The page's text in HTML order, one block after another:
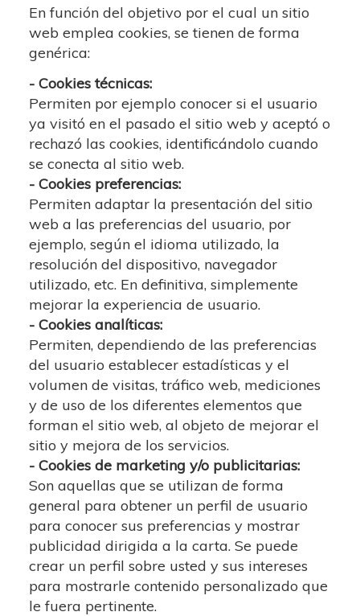
En función del objetivo por el cual un sitio
web emplea cookies, se tienen de forma
genérica:
- Cookies técnicas:
Permiten por ejemplo conocer si el usuario
ya visitó en el pasado el sitio web y aceptó o
rechazó las cookies, identificándolo cuando
se conecta al sitio web.
- Cookies preferencias:
Permiten adaptar la presentación del sitio
web a las preferencias del usuario, por
ejemplo, según el idioma utilizado, la
resolución del dispositivo, navegador
utilizado, etc. En definitiva, simplemente
mejorar la experiencia de usuario.
- Cookies analíticas:
Permiten, dependiendo de las preferencias
del usuario establecer estadísticas y el
volumen de visitas, tráfico web, mediciones
y de uso de los diferentes elementos que
forman el sitio web, al objeto de mejorar el
sitio y mejora de los servicios.
- Cookies de marketing y/o publicitarias:
Son aquellas que se utilizan de forma
general para obtener un perfil de usuario
para conocer sus preferencias y mostrar
publicidad dirigida a la carta. Se puede
crear un perfil sobre usted y sus intereses
para mostrarle contenido personalizado que
le fuera pertinente.